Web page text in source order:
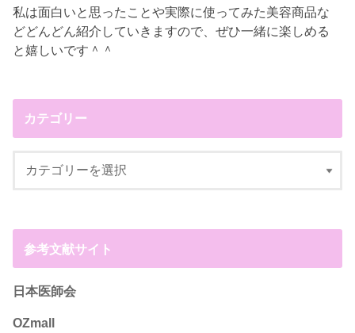
私は面白いと思ったことや実際に使ってみた美容商品な
どどんどん紹介していきますので、ぜひ一緒に楽しめる
と嬉しいです＾＾
カテゴリー
参考文献サイト
日本医師会
OZmall